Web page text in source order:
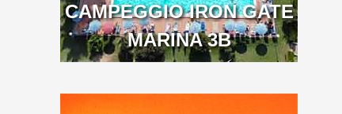
CAMPEGGIO IRON GATE
MARINA 3B